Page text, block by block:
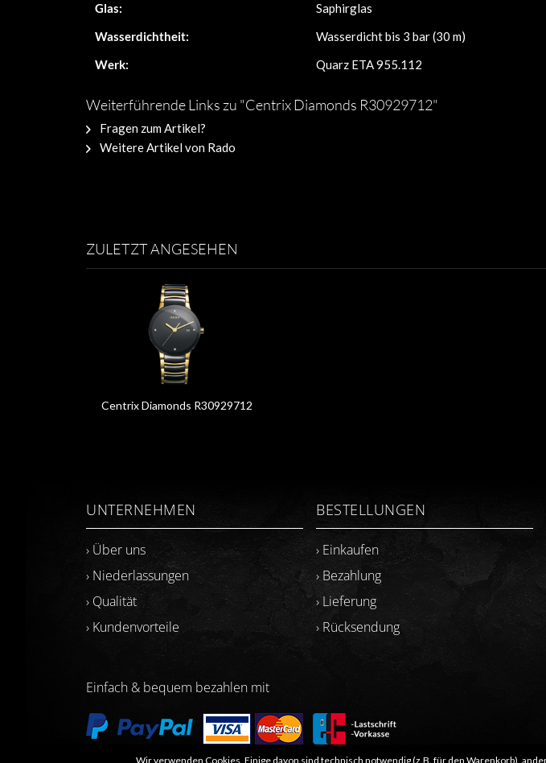
Glas:
Saphirglas
Wasserdichtheit:
Wasserdicht bis 3 bar (30 m)
Werk:
Quarz ETA 955.112
Weiterführende Links zu "Centrix Diamonds R30929712"
Fragen zum Artikel?
Weitere Artikel von Rado
ZULETZT ANGESEHEN
Centrix Diamonds R30929712
UNTERNEHMEN
› Über uns
› Niederlassungen
› Qualität
› Kundenvorteile
BESTELLUNGEN
› Einkaufen
› Bezahlung
› Lieferung
› Rücksendung
Einfach & bequem bezahlen mit
Wir verwenden Cookies. Einige davon sind technisch notwendig (z.B. für den Warenkorb),